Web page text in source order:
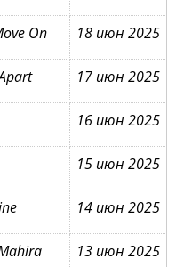
On 18 июн 2025
17 июн 2025
16 июн 2025
15 июн 2025
14 июн 2025
13 июн 2025